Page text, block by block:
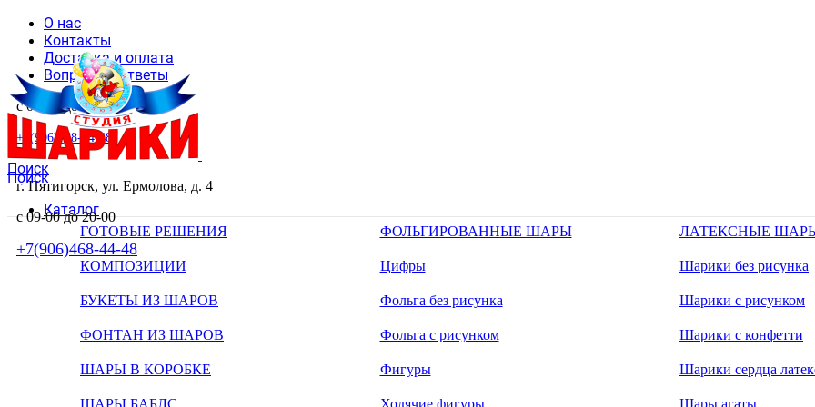
О нас
Контакты
Доставка и оплата
Вопросы и ответы
с 09-00 до 20-00
+7(906)468-44-48
Поиск
г. Пятигорск, ул. Ермолова, д. 4
с 09-00 до 20-00
+7(906)468-44-48
Поиск
Каталог
ГОТОВЫЕ РЕШЕНИЯ
КОМПОЗИЦИИ
БУКЕТЫ ИЗ ШАРОВ
ФОНТАН ИЗ ШАРОВ
ШАРЫ В КОРОБКЕ
ШАРЫ БАБЛС
ФОЛЬГИРОВАННЫЕ ШАРЫ
Цифры
Фольга без рисунка
Фольга с рисунком
Фигуры
Ходячие фигуры
ЛАТЕКСНЫЕ
Шарики без рисунка
Шарики с рисунком
Шарики с конфетти
Шарики сердца
Шары агаты